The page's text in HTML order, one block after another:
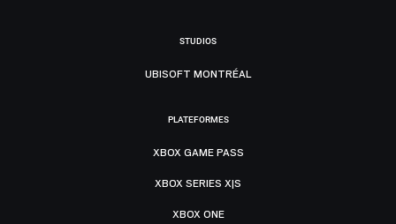
STUDIOS
UBISOFT MONTRÉAL
PLATEFORMES
XBOX GAME PASS
XBOX SERIES X|S
XBOX ONE